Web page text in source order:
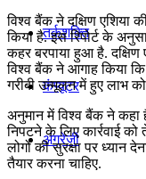
तर्कशक्ति
कंप्यूटर
अंग्रेजी
विश्व बैंक ने दक्षिण एशिया
किया है. इस रिपोर्ट के
कहर बरपाया हुआ है. दक्षिण
विश्व बैंक ने आगाह किया कि
गरीबी उन्मूलन में हुए लाभ
अनुमान में विश्व बैंक ने कहा
निपटने के लिए कार्रवाई
लोगों की सुरक्षा पर ध्यान
तैयार करना चाहिए.